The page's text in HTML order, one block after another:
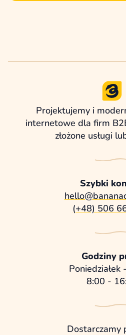
Projektujemy i
internetowe dla firm
złożone usługi
Szybki
(+48) 506
Godziny
Poniedziałek
8:00 -
Dostarczamy